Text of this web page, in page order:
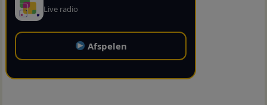
Live radio
Afspelen